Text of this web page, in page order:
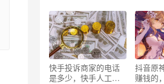
片？
快手投诉商家的电话
是多少，快手人工服
抖音原
赚钱的